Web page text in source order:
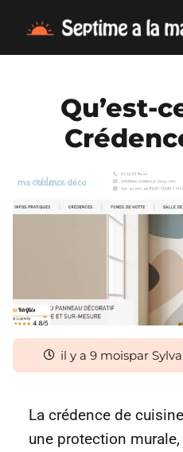
Qu’est-
il y a 9 moispar
La crédence de
une protection